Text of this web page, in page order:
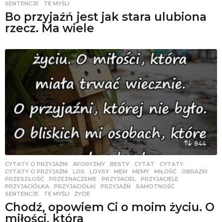
SENTENCJE
,TE MYŚLI
Bo przyjaźń jest jak stara ulubiona
rzecz. Ma wiele
844
CYTATY O PRZYJAŹNI AFORYZMY ,BESTY ,CYTAT ,CYTATY
CYTATY O PRZYJAŹNI
,LOS ,LOVSY ,MEM ,MEMY ,MIŁOŚĆ ,OBRAZKI
PRZESZŁOŚĆ
,PRZEZNACZENIE ,PRZYJACIEL ,PRZYJACIELE
PRZYJACIÓŁKA
,PRZYJACIÓŁKI ,PRZYJAŹŃ ,SAMOTNOŚĆ
SENTENCJE
,TE MYŚLI ,ŻYCIE
Chodź, opowiem Ci o moim życiu. O
miłości, która